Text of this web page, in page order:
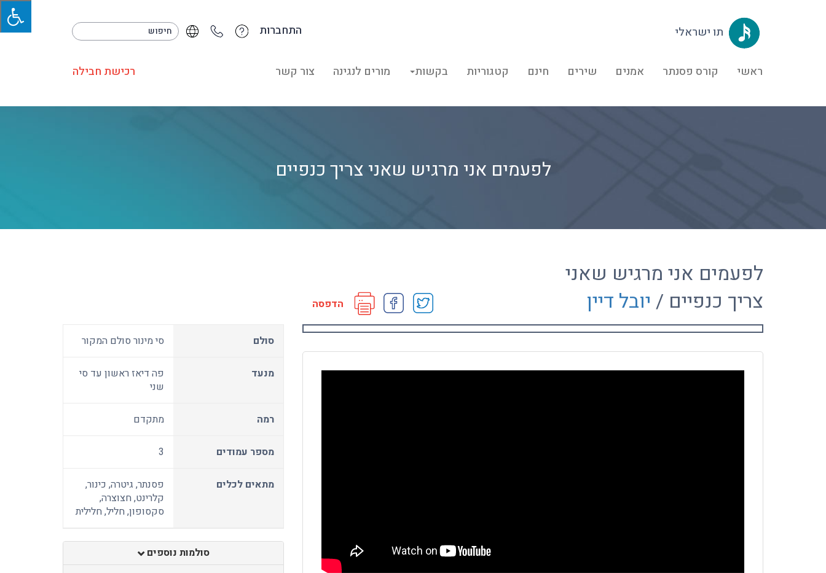
התחברות תו ישראלי
ראשי קורס פסנתר אמנים שירים חינם קטגוריות בקשות מורים לנגינה צור קשר רכישת חבילה
לפעמים אני מרגיש שאני צריך כנפיים
לפעמים אני מרגיש שאני
צריך כנפיים / יובל דיין הדפסה
סולם סי מינור סולם המקור
מנעד
פה דיאז ראשון עד סי
שני
רמה מתקדם
מספר עמודים 3
מתאים לכלים
פסנתר, גיטרה, כינור,
קלרינט, חצוצרה,
סקסופון, חליל, חלילית
סולמות נוספים